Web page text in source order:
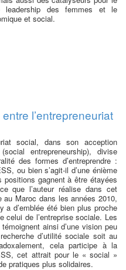
leadership des femmes et le
et social.
l’entrepreneuriat
social, dans son acception
entrepreneurship), divise
des formes d’entreprendre :
ou bien s’agit-il d’une énième
gagnent à être étayées
que l’auteur réalise dans cet
au Maroc dans les années 2010,
a d’emblée été bien plus proche
celui de l’entreprise sociale. Les
ainsi d’une vision peu
d’utilité sociale soit au
cela participe à la
cet attrait pour le « social »
pratiques plus solidaires.